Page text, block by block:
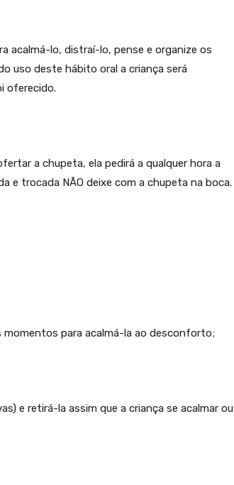
acalmá-lo, distraí-lo, pense e organize os
uso deste hábito oral a criança será
oferecido.
a chupeta, ela pedirá a qualquer hora a
e trocada NÃO deixe com a chupeta na boca.
para acalmá-la ao desconforto;
e retirá-la assim que a criança se acalmar ou